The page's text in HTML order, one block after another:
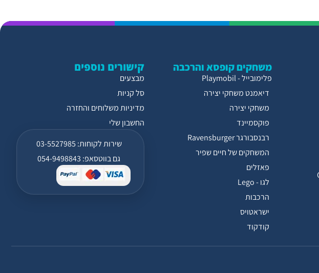
קישורים נוספים
מבצעים
סל קניות
מדיניות משלוחים והחזרה
החשבון שלי
שירות לקוחות: 03-5527985
גם בווטסאפ: 054-9498843
משחקים קופסא והרכבה
פלימובייל - Playmobil
דיאמנט משחקי יצירה
משחקי יצירה
פוקסמיינד
רבנסבורגר Ravensburger
המשחקים של חיים שפיר
פאזלים
לגו - Lego
הרכבות
ישראטויס
קודקוד